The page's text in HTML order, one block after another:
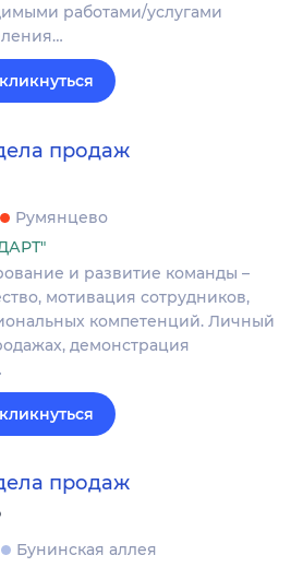
работами/услугами
продаж
Румянцево
и развитие команды –
мотивация сотрудников,
компетенций. Личный
демонстрация
продаж
Бунинская аллея